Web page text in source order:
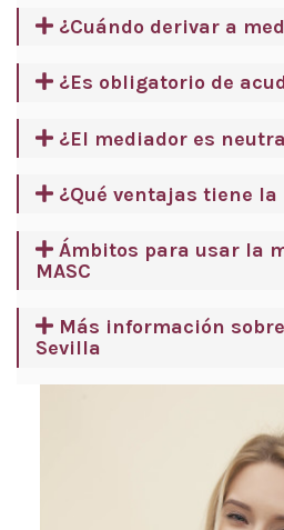
¿Cuándo derivar a
¿Es obligatorio de
¿El mediador es
¿Qué ventajas tiene la
Ámbitos para usar la
MASC
Más información
Sevilla